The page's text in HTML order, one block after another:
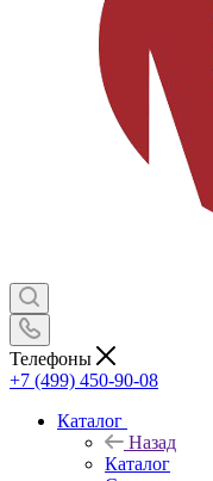
Телефоны
+7 (499) 450-90-08
Каталог
Назад
Каталог